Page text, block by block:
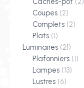
Coupes (2)
Complets (2)
Plats (1)
Luminaires (21)
Plafonniers (1)
Lampes (13)
Lustres (6)